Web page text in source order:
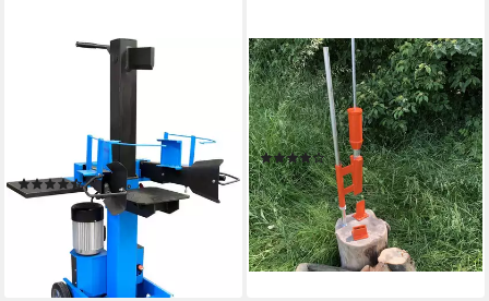
50 cm, Spaltgutdurchmesser
bis 35 cm
(13)
589,99 € UVP649,99 €
mtl. in 48 Raten
lieferbar - in 6-7 Werktagen bei dir
FOREST MASTER
Holzspalter Forest Master©
Smart Splitter Holzspalter
manuell Typ FMSS
(4)
114,95 €
10,50 €mtl. in 12 Raten
lieferbar - in 2-3 Werktagen bei dir